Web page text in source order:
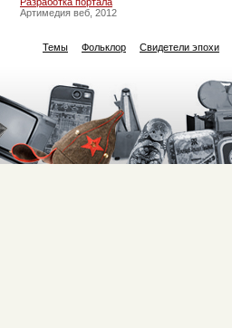
Артимедия веб, 2012
Темы Фольклор Свидетели эпохи